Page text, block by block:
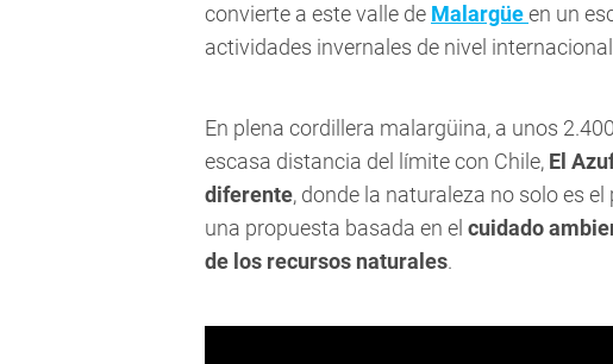
convierte a este valle de Malargüeen un
actividades invernales de nivel
En plena cordillera malargüina, a unos
escasa distancia del límite con Chile, El
diferente, donde la naturaleza no solo es
una propuesta basada en el cuidado
de los recursos naturales.